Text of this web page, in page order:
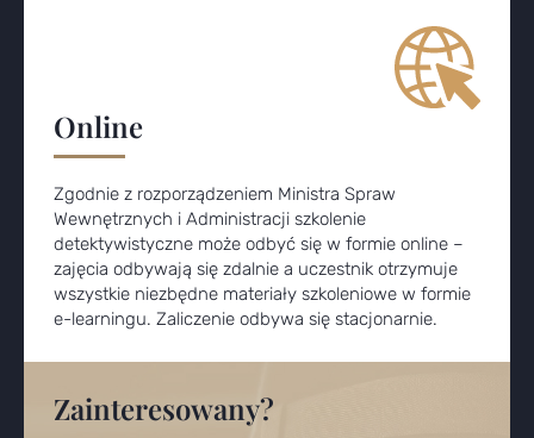
Online
Zgodnie z rozporządzeniem Ministra Spraw
Wewnętrznych i Administracji szkolenie
detektywistyczne może odbyć się w formie online –
zajęcia odbywają się zdalnie a uczestnik otrzymuje
wszystkie niezbędne materiały szkoleniowe w formie
e-learningu. Zaliczenie odbywa się stacjonarnie.
Zainteresowany?